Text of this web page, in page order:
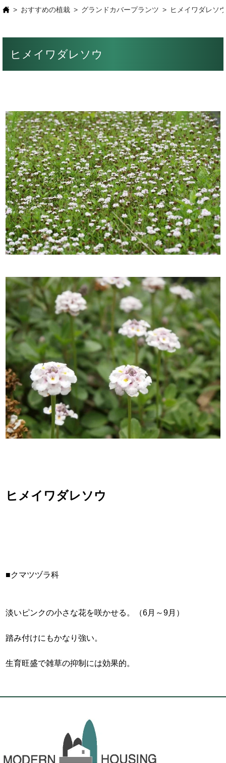
おすすめの植栽 グランドカバープランツ ヒメイワダレソウ
ヒメイワダレソウ
ヒメイワダレソウ
■クマツヅラ科
淡いピンクの小さな花を咲かせる。 （6月～9月）
踏み付けにもかなり強い。
生育旺盛で雑草の抑制には効果的。